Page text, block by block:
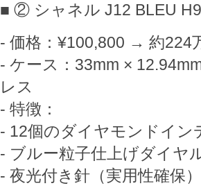
■ ② シャネル J12 BLEU
- 価格：¥100,800 → 約224
- ケース：33mm ×
レス
- 特徴：
- 12個のダイヤモンドイン
- ブルー粒子仕上げダイヤ
- 夜光付き針（実用性確保）